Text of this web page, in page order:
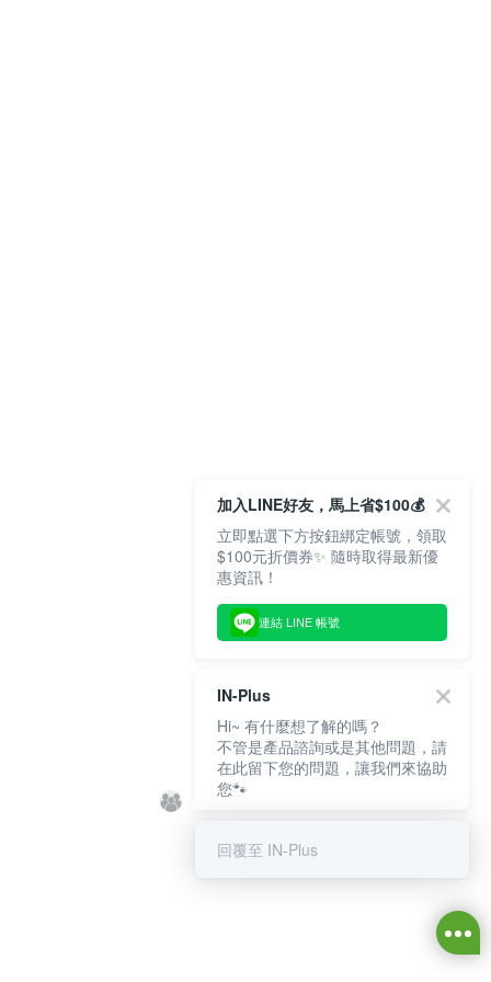
加入LINE好友，馬上省$100💰
立即點選下方按鈕綁定帳號，領取
$100元折價券✨ 隨時取得最新優
惠資訊！
連結 LINE 帳號
IN-Plus
Hi~ 有什麼想了解的嗎？
不管是產品諮詢或是其他問題，請
在此留下您的問題，讓我們來協助
您🐾
回覆至 IN-Plus